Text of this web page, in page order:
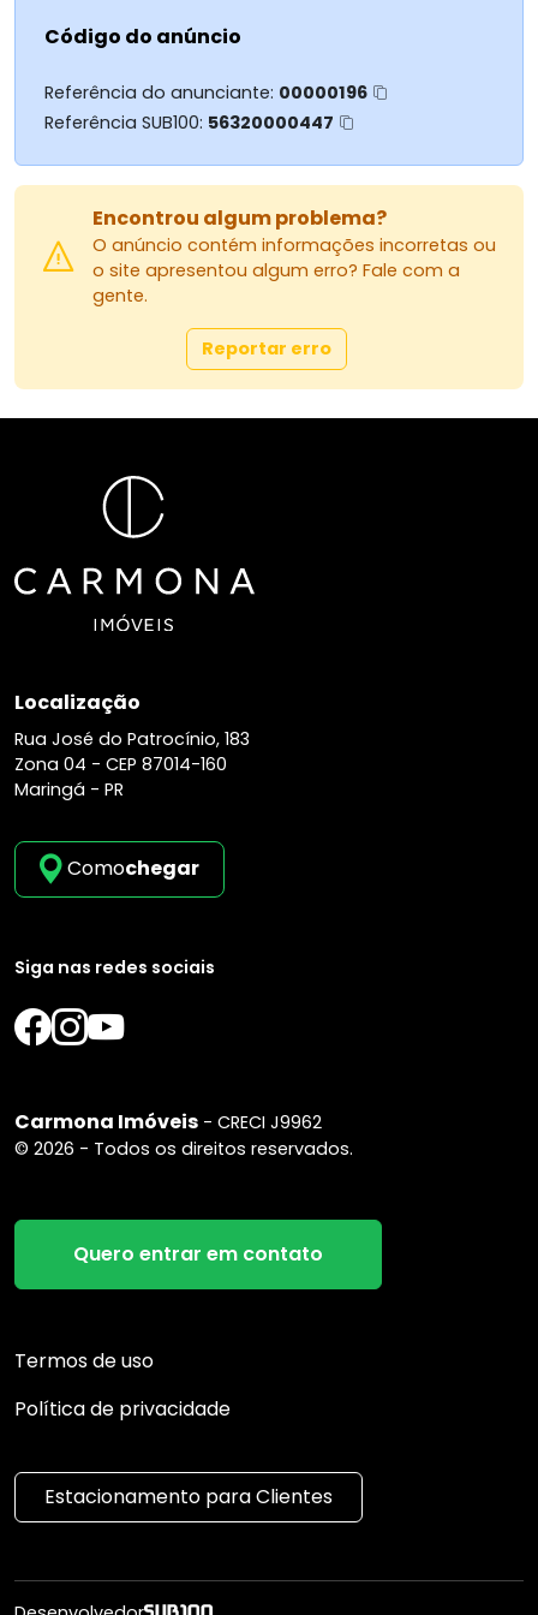
Localização estratégica
Rua Ernesto Polizelli, 140 Vila Bosque, Maringá/PR
cidade:
Aproximadamente 7 minutos do Parque do Ingá
Cerca de 1 km da UniCesumar
Além disso, próximo à Av. São Paulo, com fácil
Código do anúncio
Referência do anunciante: 00000196
Referência SUB100: 56320000447
Encontrou algum problema?
O anúncio contém informações incorretas ou
o site apresentou algum erro? Fale com a
gente.
Reportar erro
Localização
Rua José do Patrocínio, 183
Zona 04 - CEP 87014-160
Maringá - PR
Comochegar
Siga nas redes sociais
Carmona Imóveis - CRECI J9962
© 2026 - Todos os direitos reservados.
Quero entrar em contato
Termos de uso
Política de privacidade
Estacionamento para Clientes